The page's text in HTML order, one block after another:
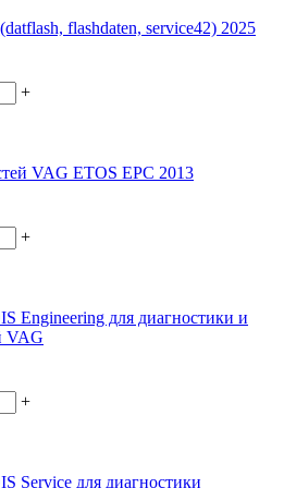
flashdaten, service42) 2025
+
VAG ETOS EPC 2013
+
Engineering для диагностики и
VAG
+
Service для диагностики